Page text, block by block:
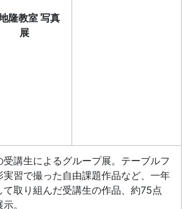
隆教室 写真
展
講生によるグループ展。テーブルフ
実習で撮った自由課題作品など、一年
て取り組んだ受講生の作品、約75点
。